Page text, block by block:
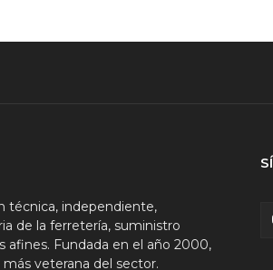
técnica, independiente,
de la ferretería, suministro
afines. Fundada en el año 2000,
veterana del sector.